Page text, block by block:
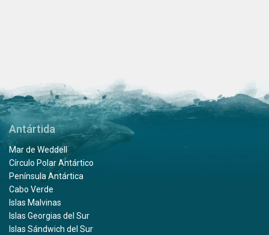
Antártida
Mar de Weddell
Círculo Polar Antártico
Península Antártica
Cabo Verde
Islas Malvinas
Islas Georgias del Sur
Islas Sándwich del Sur